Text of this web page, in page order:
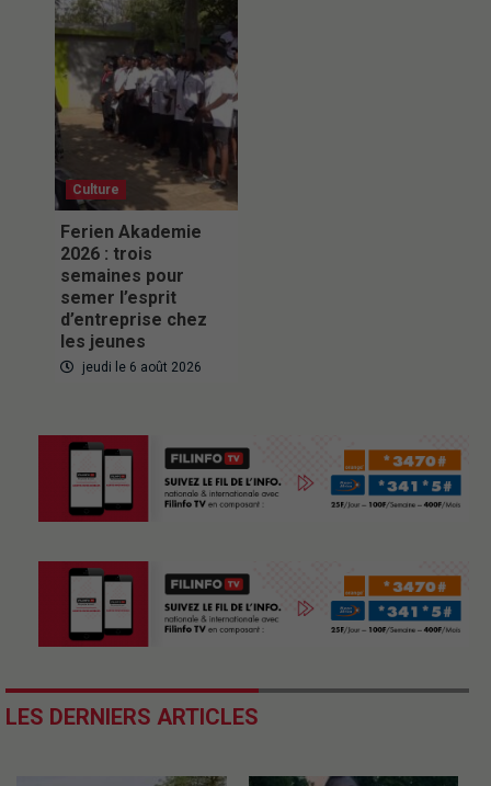
Culture
Ferien Akademie
2026 : trois
semaines pour
semer l’esprit
d’entreprise chez
les jeunes
jeudi le 6 août 2026
LES DERNIERS ARTICLES